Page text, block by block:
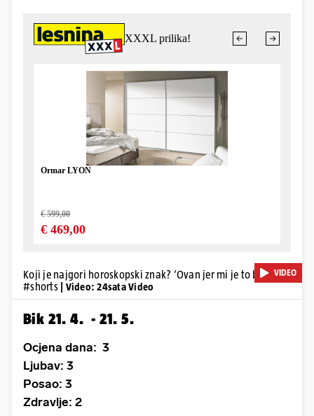
VIDEO
Koji je najgori horoskopski znak? ‘Ovan jer mi je to bivši’
#shorts
| Video: 24sata Video
Bik 21. 4. - 21. 5.
Ocjena dana: 3
Ljubav: 3
Posao: 3
Zdravlje: 2